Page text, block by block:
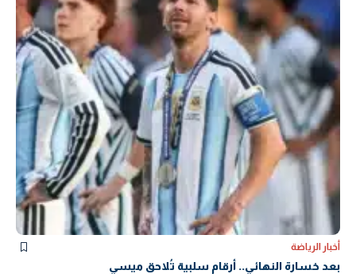
أخبار الرياضة
بعد خسارة النهائي.. أرقام سلبية تُلاحق ميسي